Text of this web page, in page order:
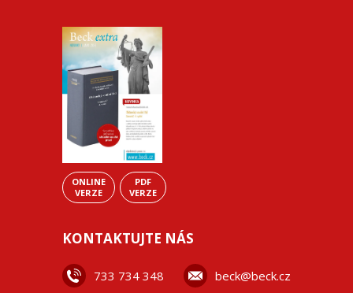
ONLINE
VERZE
PDF
VERZE
KONTAKTUJTE NÁS
733 734 348 beck@beck.cz